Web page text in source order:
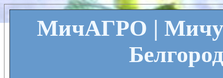
МичАГРО |